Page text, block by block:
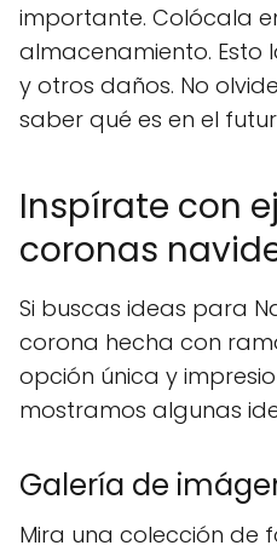
importante. Colócala
almacenamiento.
y otros daños. No
saber qué es en el
Inspírate con
coronas
Si buscas ideas para
corona hecha con
opción única y
mostramos algunas
Galería de
Mira una colección de